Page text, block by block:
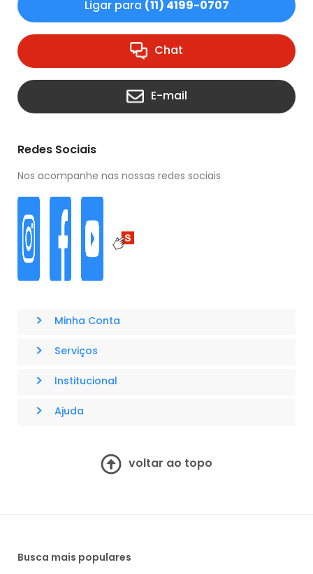
Ligar para (11) 4199-0707
Chat
E-mail
Redes Sociais
Nos acompanhe nas nossas redes sociais
> Minha Conta
> Serviços
> Institucional
> Ajuda
voltar ao topo
Busca mais populares